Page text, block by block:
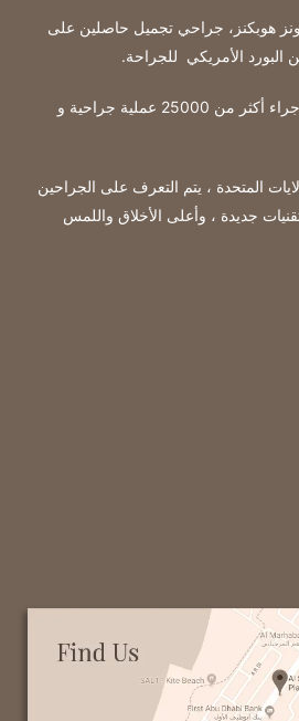
هوبكنز، جراحي تجميل حاصلين على
الأمريكي للجراحة.
خبرة تزيد عن 20 عامًا ، تم إجراء أكثر من 25000 عملية جراحية و
المتحدة ، يتم التعرف على الجراحين
وتقنيات جديدة ، وأعلى الأخلاق واللمس